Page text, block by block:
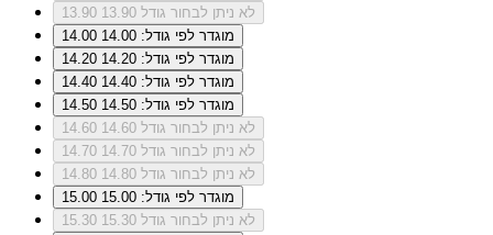
13.90
לא ניתן לבחור גודל 13.90
14.00
מוגדר לפי גודל: 14.00
14.20
מוגדר לפי גודל: 14.20
14.40
מוגדר לפי גודל: 14.40
14.50
מוגדר לפי גודל: 14.50
14.60
לא ניתן לבחור גודל 14.60
14.70
לא ניתן לבחור גודל 14.70
14.80
לא ניתן לבחור גודל 14.80
15.00
מוגדר לפי גודל: 15.00
15.30
לא ניתן לבחור גודל 15.30